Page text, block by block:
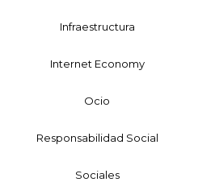
Infraestructura
Internet Economy
Ocio
Responsabilidad Social
Sociales